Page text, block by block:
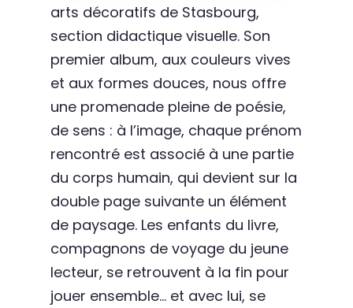
arts décoratifs de Stasbourg,
section didactique visuelle. Son
premier album, aux couleurs vives
et aux formes douces, nous offre
une promenade pleine de poésie,
de sens : à l’image, chaque prénom
rencontré est associé à une partie
du corps humain, qui devient sur la
double page suivante un élément
de paysage. Les enfants du livre,
compagnons de voyage du jeune
lecteur, se retrouvent à la fin pour
jouer ensemble… et avec lui, se